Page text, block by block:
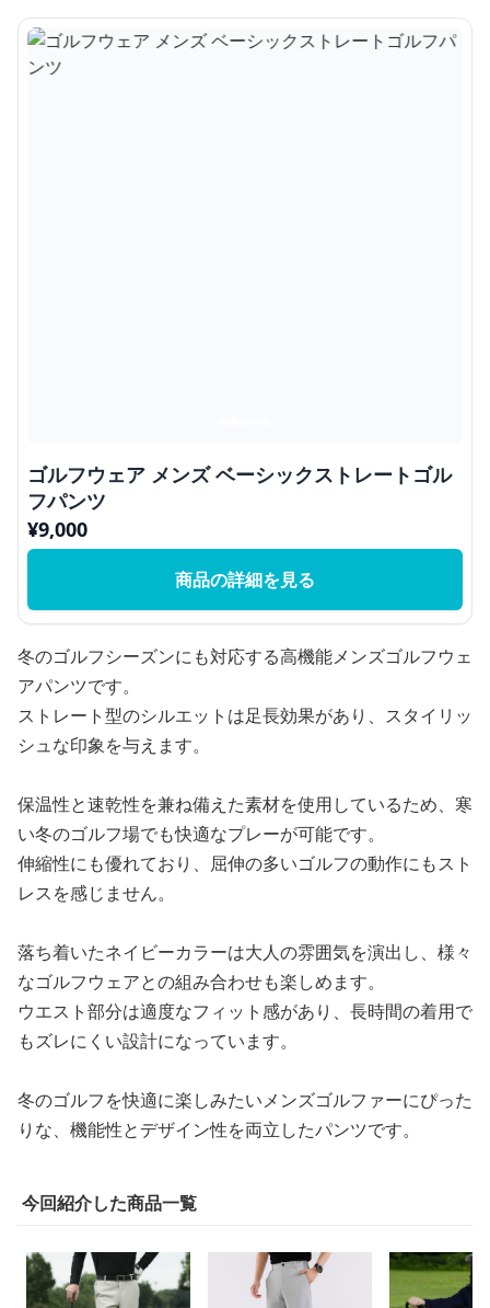
ゴルフウェア メンズ ベーシックストレートゴル
フパンツ
¥9,000
商品の詳細を見る
冬のゴルフシーズンにも対応する高機能メンズゴルフウェ
アパンツです。
ストレート型のシルエットは足長効果があり、スタイリッ
シュな印象を与えます。
保温性と速乾性を兼ね備えた素材を使用しているため、寒
い冬のゴルフ場でも快適なプレーが可能です。
伸縮性にも優れており、屈伸の多いゴルフの動作にもスト
レスを感じません。
落ち着いたネイビーカラーは大人の雰囲気を演出し、様々
なゴルフウェアとの組み合わせも楽しめます。
ウエスト部分は適度なフィット感があり、長時間の着用で
もズレにくい設計になっています。
冬のゴルフを快適に楽しみたいメンズゴルファーにぴった
りな、機能性とデザイン性を両立したパンツです。
今回紹介した商品一覧